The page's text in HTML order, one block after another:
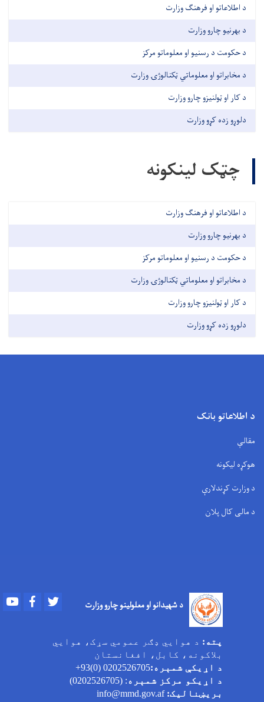
د اطلاعاتو او فرهنګ وزارت
د بهرنیو چارو وزارت
د حکومت د رسنیو او معلوماتو مرکز
د مخابراتو او معلوماتي ټکنالوژۍ وزارت
د کار او ټولنیزو چارو وزارت
دلوړو زده کړو وزارت
چټک لینکونه
د اطلاعاتو او فرهنګ وزارت
د بهرنیو چارو وزارت
د حکومت د رسنیو او معلوماتو مرکز
د مخابراتو او معلوماتي ټکنالوژۍ وزارت
د کار او ټولنیزو چارو وزارت
دلوړو زده کړو وزارت
د اطلاعاتو بانک
مقالې
هوکړه لیکونه
د وزارت کړندلارې
د مالی کال پلان
د شهیدانو او معلولینو چارو وزارت Youtube Facebook Twitter
پته: د هوایي ډګر عمومي سړک، هوایي
بلاکونه، کابل، افغانستان
د اړیکې شمېره:0202526705 (0)93+
د اړیکو مرکز شمېره : (0202526705)
بریښنالیک:info@mmd.gov.af